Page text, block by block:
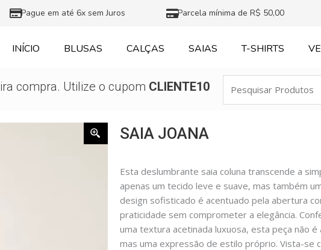
Pague em até 6x sem Juros Parcela mínima de R$ 50,00
INÍCIO BLUSAS CALÇAS SAIAS T-SHIRTS
compra. Utilize o cupom CLIENTE10
Produtos
SAIA JOANA
Esta deslumbrante saia coluna transcende a
apenas um tecido leve e suave, mas também
design sofisticado é acentuado pela abertura
praticidade sem comprometer a elegância.
uma textura acetinada luxuosa, esta peça não é
mas uma expressão de estilo próprio. Vista-se